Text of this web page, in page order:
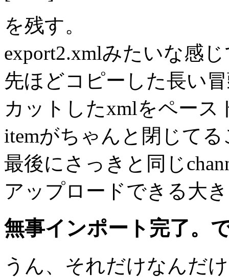
を残す。
export2.xmlみたいな感
先ほどコピーした長い
カットしたxmlをペース
itemがちゃんと閉じて
最後にさっきと同じ
アップロードできる大
無事インポート完了。
うん、それだけなんだ